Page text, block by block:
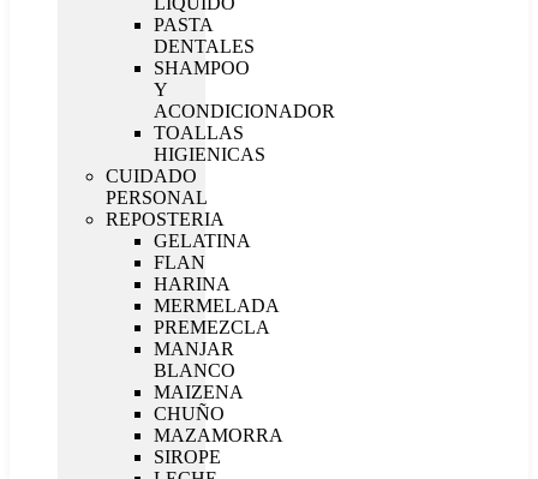
PASTA
DENTALES
SHAMPOO
Y
ACONDICIONADOR
TOALLAS
HIGIENICAS
CUIDADO
PERSONAL
REPOSTERIA
GELATINA
FLAN
HARINA
MERMELADA
PREMEZCLA
MANJAR
BLANCO
MAIZENA
CHUÑO
MAZAMORRA
SIROPE